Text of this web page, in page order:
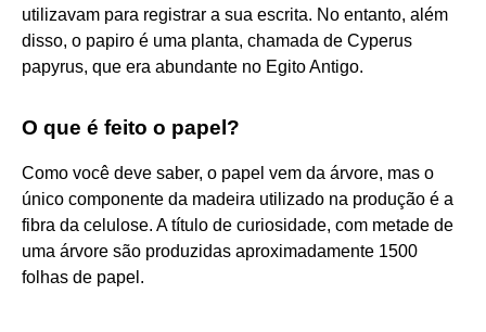
utilizavam para registrar a sua escrita. No entanto, além
disso, o papiro é uma planta, chamada de Cyperus
papyrus, que era abundante no Egito Antigo.
O que é feito o papel?
Como você deve saber, o papel vem da árvore, mas o
único componente da madeira utilizado na produção é a
fibra da celulose. A título de curiosidade, com metade de
uma árvore são produzidas aproximadamente 1500
folhas de papel.